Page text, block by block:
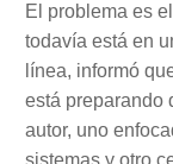
El problema es
todavía está en
línea, informó
está preparando
autor, uno